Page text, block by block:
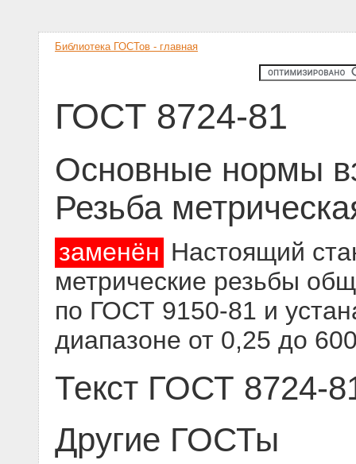
Библиотека ГОСТов - главная
ГОСТ 8724-81
Основные нормы
Резьба
заменён Настоящий
метрические резьбы
по ГОСТ 9150-81 и
диапазоне от 0,25 до
Текст ГОСТ 8724-
Другие ГОСТы